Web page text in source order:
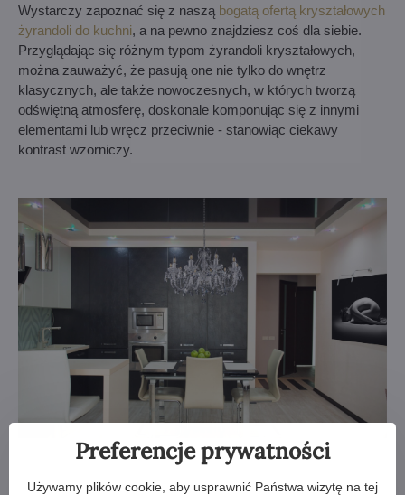
Wystarczy zapoznać się z naszą bogatą ofertą kryształowych
żyrandoli do kuchni, a na pewno znajdziesz coś dla siebie.
Przyglądając się różnym typom żyrandoli kryształowych,
można zauważyć, że pasują one nie tylko do wnętrz
klasycznych, ale także nowoczesnych, w których tworzą
odświętną atmosferę, doskonale komponując się z innymi
elementami lub wręcz przeciwnie - stanowiąc ciekawy
kontrast wzorniczy.
Preferencje prywatności
Używamy plików cookie, aby usprawnić Państwa wizytę na tej